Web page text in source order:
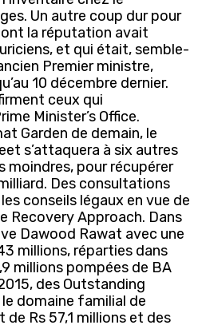
Un autre coup dur pour
la réputation avait
et qui était, semble-
Premier ministre,
10 décembre dernier.
ceux qui
Minister’s Office.
Garden de demain, le
s’attaquera à six autres
moindres, pour récupérer
Des consultations
conseils légaux en vue de
Recovery Approach. Dans
Dawood Rawat avec une
millions, réparties dans
millions pompées de BA
des Outstanding
domaine familial de
Rs 57,1 millions et des